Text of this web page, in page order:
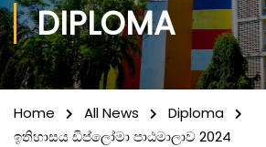
DIPLOMA
Home All News
Diploma
ඉතිහාසය ඩිප්ලෝමා පාඨමාලාව 2024